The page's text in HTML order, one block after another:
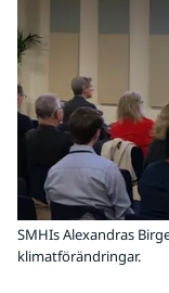
SMHIs Alexandras
klimatförändringar.